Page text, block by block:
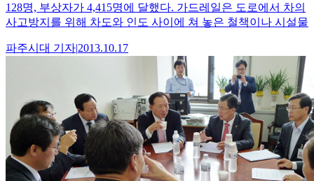
128명, 부상자가 4,415명에 달했다. 가드레일은 도로에서 차의
사고방지를 위해 차도와 인도 사이에 쳐 놓은 철책이나 시설물
파주시대 기자|2013.10.17